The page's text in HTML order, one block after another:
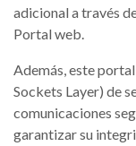
adicional a través
Portal web.
Además, este
Sockets Layer) de
comunicaciones
garantizar su